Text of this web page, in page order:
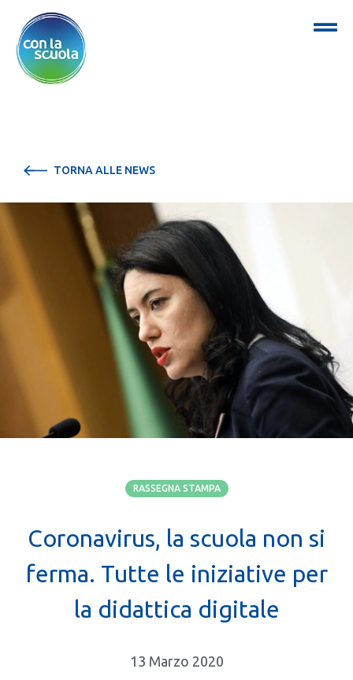
TORNA ALLE NEWS
RASSEGNA STAMPA
Coronavirus, la scuola non si
ferma. Tutte le iniziative per
la didattica digitale
13 Marzo 2020